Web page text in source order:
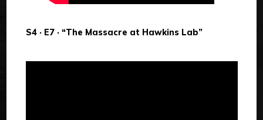
S4 · E7 · “The Massacre at Hawkins Lab”